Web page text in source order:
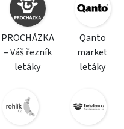
PROCHÁZKA
– Váš řezník
letáky
Qanto
market
letáky